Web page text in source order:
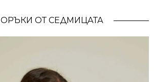
ОТ СЕДМИЦАТА